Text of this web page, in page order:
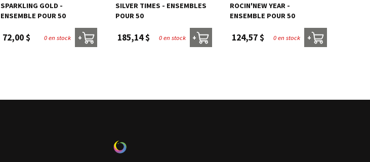
SPARKLING GOLD -
ENSEMBLE POUR 50
72,00 $ 0 en stock +
SILVER TIMES - ENSEMBLES
POUR 50
185,14 $ 0 en stock +
ROCIN'NEW YEAR -
ENSEMBLE POUR 50
124,57 $ 0 en stock +